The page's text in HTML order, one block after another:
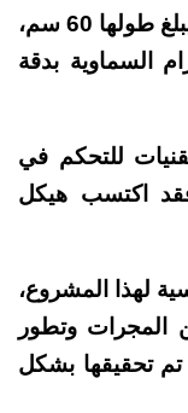
بمرآة أخرى تسمى المرآة الثانوية، ويبلغ طولها 60 سم،
السماوية بدقة
للتحكم في
فقد اكتسب هيكل
لهذا المشروع،
وتطور
تم تحقيقها بشكل